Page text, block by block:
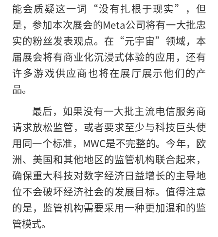
能会质疑这一词“没有扎根于现实”，但
是，参加本次展会的Meta公司将有一大批忠
实的粉丝发表观点。在“元宇宙”领域，本
届展会将有商业化沉浸式体验的应用，还有
许多游戏供应商也将在展厅展示他们的产
品。
最后，如果没有一大批主流电信服务商
请求放松监管，或者要求至少与科技巨头使
用同一个标准，MWC是不完整的。今年，欧
洲、美国和其他地区的监管机构联合起来，
确保重大科技对数字经济日益增长的主导地
位不会破坏经济社会的发展目标。值得注意
的是，监管机构需要采用一种更加温和的监
管模式。